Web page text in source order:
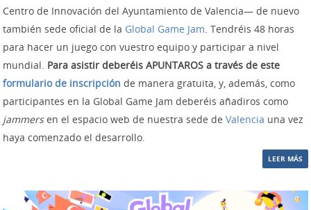
Centro de Innovación del Ayuntamiento de Valencia— de nuevo
también sede oficial de la Global Game Jam. Tendréis 48 horas
para hacer un juego con vuestro equipo y participar a nivel
mundial. Para asistir deberéis APUNTAROS a través de este
formulario de inscripción de manera gratuita, y, además, como
participantes en la Global Game Jam deberéis añadiros como
jammersen el espacio web de nuestra sede de Valencia una vez
haya comenzado el desarrollo.
LEER MÁS